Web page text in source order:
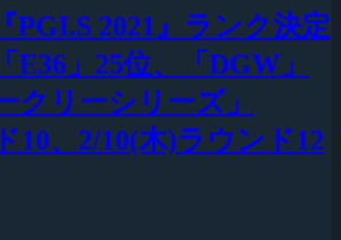
PGI.S 2021』ランク決定
E36」25位、「DGW」
クリーシリーズ」
10、2/10(木)ラウンド12